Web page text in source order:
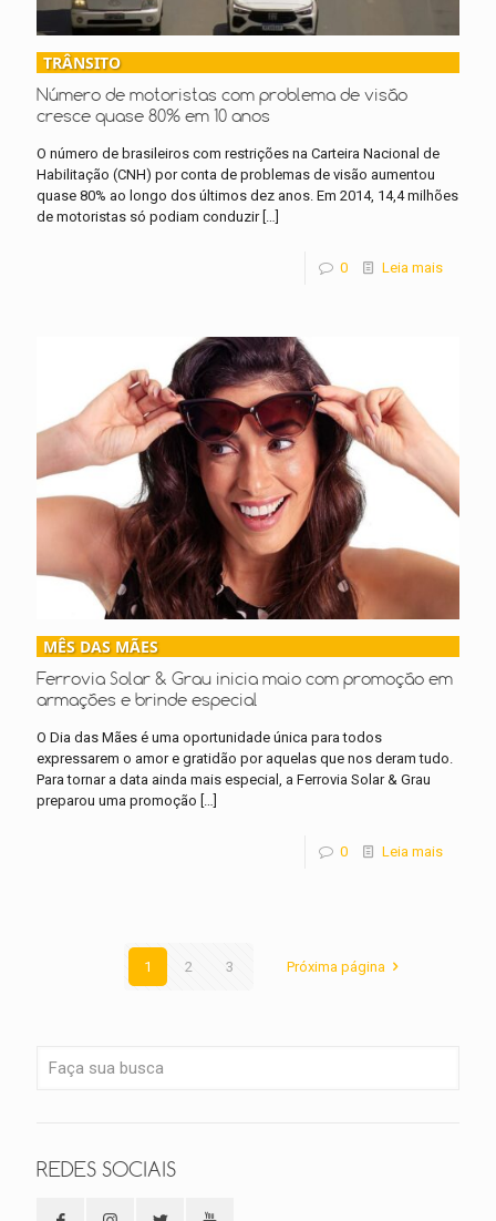
TRÂNSITO
Número de motoristas com problema de visão
cresce quase 80% em 10 anos
O número de brasileiros com restrições na Carteira Nacional de
Habilitação (CNH) por conta de problemas de visão aumentou
quase 80% ao longo dos últimos dez anos. Em 2014, 14,4 milhões
de motoristas só podiam conduzir[…]
0 Leia mais
MÊS DAS MÃES
Ferrovia Solar & Grau inicia maio com promoção em
armações e brinde especial
O Dia das Mães é uma oportunidade única para todos
expressarem o amor e gratidão por aquelas que nos deram tudo.
Para tornar a data ainda mais especial, a Ferrovia Solar & Grau
preparou uma promoção […]
0 Leia mais
1 2 3 Próxima página
REDES SOCIAIS